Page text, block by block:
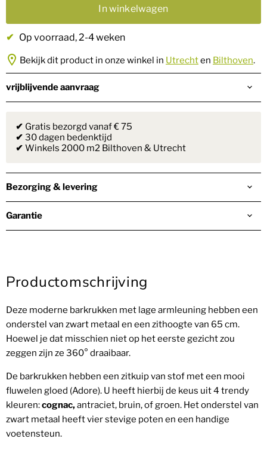
In winkelwagen
✔ Op voorraad, 2-4 weken
Bekijk dit product in onze winkel in Utrechten Bilthoven.
vrijblijvende aanvraag
✔ Gratis bezorgd vanaf € 75
✔ 30 dagen bedenktijd
✔ Winkels 2000 m2 Bilthoven & Utrecht
Bezorging & levering
Garantie
Productomschrijving
Deze moderne barkrukken met lage armleuning hebben een
onderstel van zwart metaal en een zithoogte van 65 cm.
Hoewel je dat misschien niet op het eerste gezicht zou
zeggen zijn ze 360° draaibaar.
De barkrukken hebben een zitkuip van stof met een mooi
fluwelen gloed (Adore). U heeft hierbij de keus uit 4 trendy
kleuren:cognac,antraciet, bruin, of groen. Het onderstel van
zwart metaal heeft vier stevige poten en een handige
voetensteun.